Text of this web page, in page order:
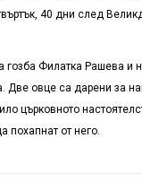
40 дни след
гозба Филатка Рашева и
Две овце са дарени за
църковното
похапнат от него.